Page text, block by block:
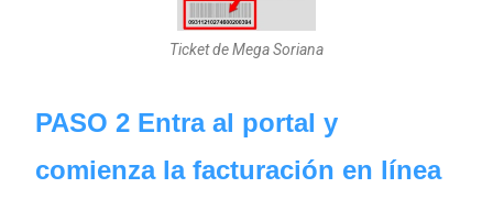
Ticket de Mega Soriana
PASO 2 Entra al portal y
comienza la facturación en línea